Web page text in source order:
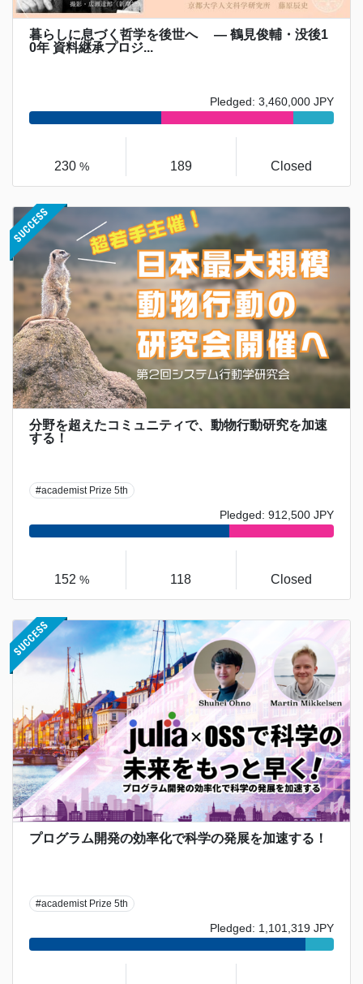
暮らしに息づく哲学を後世へ ― 鶴見俊輔・没後1
0年 資料継承プロジ...
Pledged: 3,460,000 JPY
230 % 189 Closed
分野を超えたコミュニティで、動物行動研究を加速
する！
#academist Prize 5th
Pledged: 912,500 JPY
152 % 118 Closed
プログラム開発の効率化で科学の発展を加速する！
#academist Prize 5th
Pledged: 1,101,319 JPY